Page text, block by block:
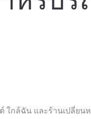
ใกล้ฉัน และร้านเปลี่ยน